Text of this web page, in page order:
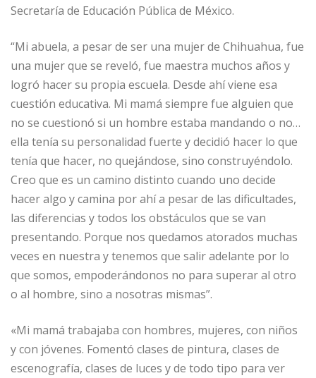
Secretaría de Educación Pública de México.
“Mi abuela, a pesar de ser una mujer de Chihuahua, fue
una mujer que se reveló, fue maestra muchos años y
logró hacer su propia escuela. Desde ahí viene esa
cuestión educativa. Mi mamá siempre fue alguien que
no se cuestionó si un hombre estaba mandando o no…
ella tenía su personalidad fuerte y decidió hacer lo que
tenía que hacer, no quejándose, sino construyéndolo.
Creo que es un camino distinto cuando uno decide
hacer algo y camina por ahí a pesar de las dificultades,
las diferencias y todos los obstáculos que se van
presentando. Porque nos quedamos atorados muchas
veces en nuestra y tenemos que salir adelante por lo
que somos, empoderándonos no para superar al otro
o al hombre, sino a nosotras mismas”.
«Mi mamá trabajaba con hombres, mujeres, con niños
y con jóvenes. Fomentó clases de pintura, clases de
escenografía, clases de luces y de todo tipo para ver